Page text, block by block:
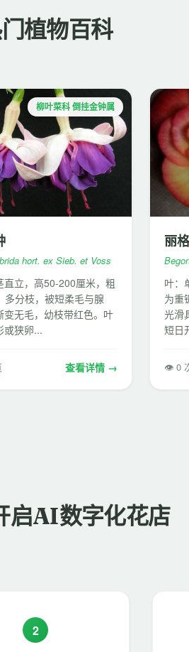
植物百科
柳叶菜科 倒挂金钟属
hort. ex Sieb. et Voss
直立，高50-200厘米，粗
多分枝，被短柔毛与腺
变无毛，幼枝带红色。叶
或狭卵...
查看详情 →
丽
叶：
为重
光滑
短日
👁 0
启AI数字化花店
2